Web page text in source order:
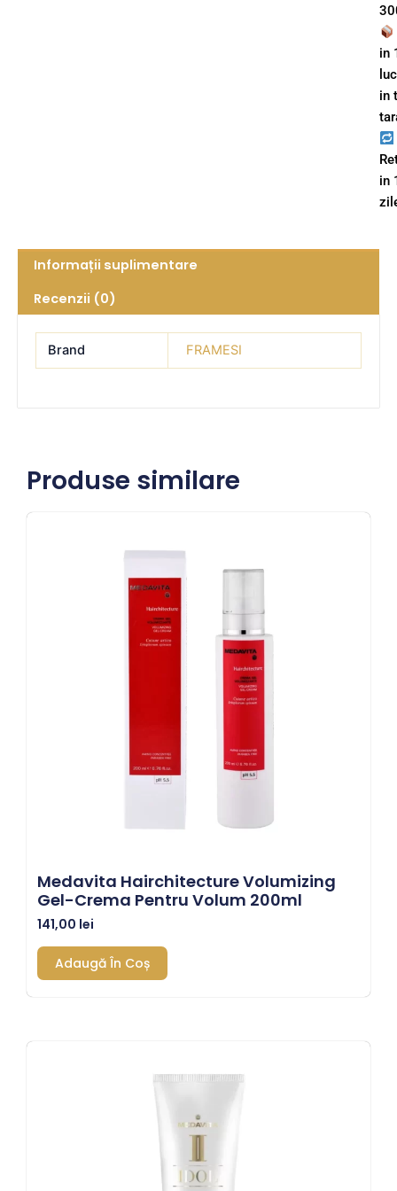
in
in
in
Informații suplimentare
Recenzii (0)
Brand FRAMESI
Produse similare
Medavita Hairchitecture Volumizing
Gel-Crema Pentru Volum 200ml
141,00 lei
Adaugă În Coș